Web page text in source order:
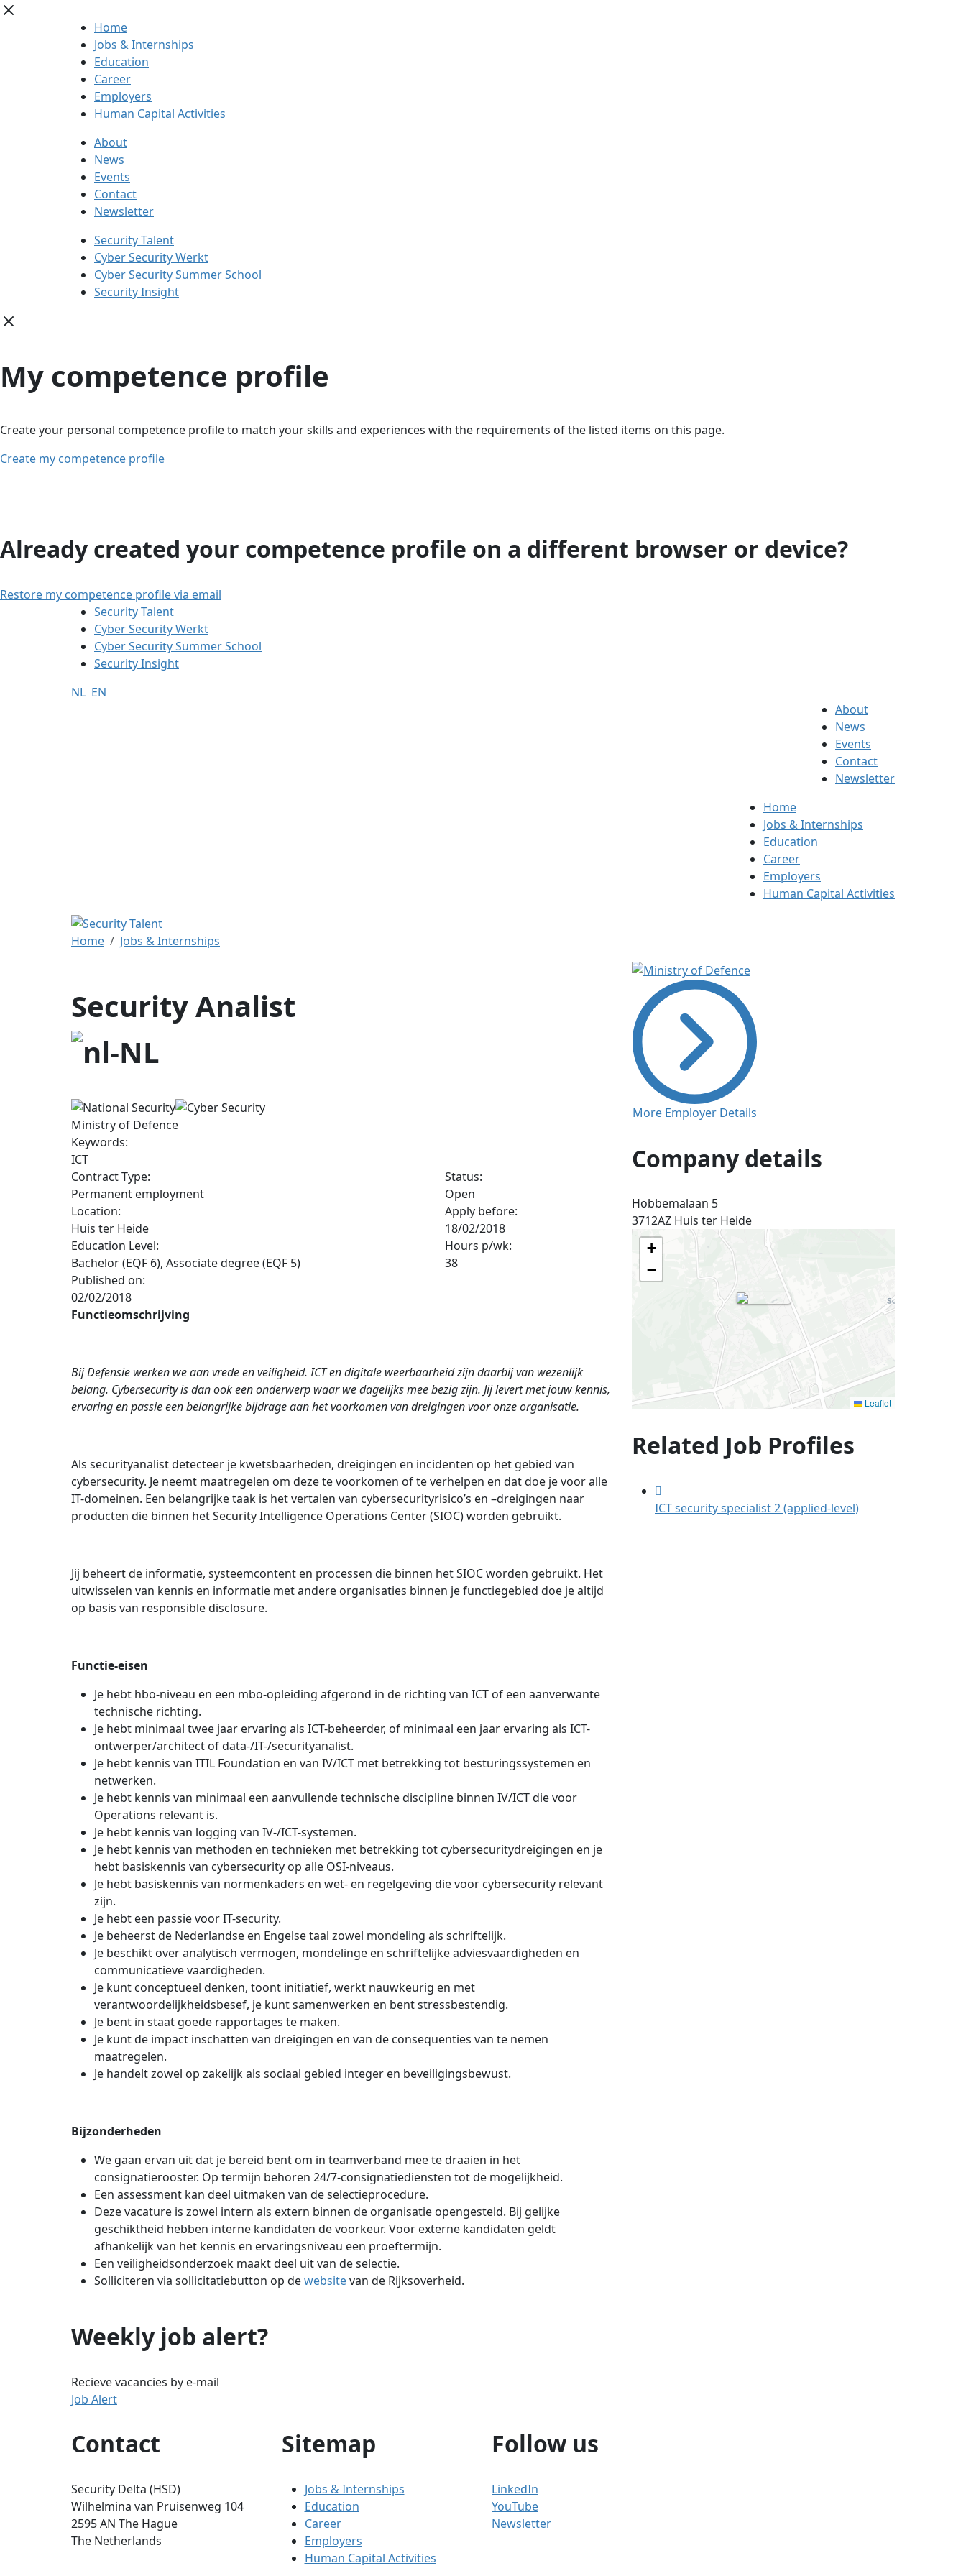
Home
Jobs & Internships
Education
Career
Employers
Human Capital Activities
About
News
Events
Contact
Newsletter
Security Talent
Cyber Security Werkt
Cyber Security Summer School
Security Insight
My competence profile
Create your personal competence profile to match your skills and experiences with the requirements of the listed items on this page.
Create my competence profile
Already created your competence profile on a different browser or device?
Restore my competence profile via email
Security Talent
Cyber Security Werkt
Cyber Security Summer School
Security Insight
NL EN
About
News
Events
Contact
Newsletter
Home
Jobs & Internships
Education
Career
Employers
Human Capital Activities
Home Jobs & Internships
Security Analist
Ministry of Defence
Keywords:
ICT
Contract Type:
Permanent employment
Location:
Huis ter Heide
Education Level:
Bachelor (EQF 6), Associate degree (EQF 5)
Published on:
02/02/2018
Status:
Open
Apply before:
18/02/2018
Hours p/wk:
38
Functieomschrijving
Bij Defensie werken we aan vrede en veiligheid. ICT en digitale weerbaarheid zijn daarbij van wezenlijk
belang. Cybersecurity is dan ook een onderwerp waar we dagelijks mee bezig zijn. Jij levert met jouw kennis,
ervaring en passie een belangrijke bijdrage aan het voorkomen van dreigingen voor onze organisatie.
Als securityanalist detecteer je kwetsbaarheden, dreigingen en incidenten op het gebied van
cybersecurity. Je neemt maatregelen om deze te voorkomen of te verhelpen en dat doe je voor alle
IT-domeinen. Een belangrijke taak is het vertalen van cybersecurityrisico’s en –dreigingen naar
producten die binnen het Security Intelligence Operations Center (SIOC) worden gebruikt.
Jij beheert de informatie, systeemcontent en processen die binnen het SIOC worden gebruikt. Het
uitwisselen van kennis en informatie met andere organisaties binnen je functiegebied doe je altijd
op basis van responsible disclosure.
Functie-eisen
Je hebt hbo-niveau en een mbo-opleiding afgerond in de richting van ICT of een aanverwante
technische richting.
Je hebt minimaal twee jaar ervaring als ICT-beheerder, of minimaal een jaar ervaring als ICT-
ontwerper/architect of data-/IT-/securityanalist.
Je hebt kennis van ITIL Foundation en van IV/ICT met betrekking tot besturingssystemen en
netwerken.
Je hebt kennis van minimaal een aanvullende technische discipline binnen IV/ICT die voor
Operations relevant is.
Je hebt kennis van logging van IV-/ICT-systemen.
Je hebt kennis van methoden en technieken met betrekking tot cybersecuritydreigingen en je
hebt basiskennis van cybersecurity op alle OSI-niveaus.
Je hebt basiskennis van normenkaders en wet- en regelgeving die voor cybersecurity relevant
zijn.
Je hebt een passie voor IT-security.
Je beheerst de Nederlandse en Engelse taal zowel mondeling als schriftelijk.
Je beschikt over analytisch vermogen, mondelinge en schriftelijke adviesvaardigheden en
communicatieve vaardigheden.
Je kunt conceptueel denken, toont initiatief, werkt nauwkeurig en met
verantwoordelijkheidsbesef, je kunt samenwerken en bent stressbestendig.
Je bent in staat goede rapportages te maken.
Je kunt de impact inschatten van dreigingen en van de consequenties van te nemen
maatregelen.
Je handelt zowel op zakelijk als sociaal gebied integer en beveiligingsbewust.
Bijzonderheden
We gaan ervan uit dat je bereid bent om in teamverband mee te draaien in het
consignatierooster. Op termijn behoren 24/7-consignatiediensten tot de mogelijkheid.
Een assessment kan deel uitmaken van de selectieprocedure.
Deze vacature is zowel intern als extern binnen de organisatie opengesteld. Bij gelijke
geschiktheid hebben interne kandidaten de voorkeur. Voor externe kandidaten geldt
afhankelijk van het kennis en ervaringsniveau een proeftermijn.
Een veiligheidsonderzoek maakt deel uit van de selectie.
Solliciteren via sollicitatiebutton op dewebsitevan de Rijksoverheid.
More Employer Details
Company details
Hobbemalaan 5
3712AZ Huis ter Heide
+
−
Leaflet
Related Job Profiles
ICT security specialist 2 (applied-level)
Weekly job alert?
Recieve vacancies by e-mail
Job Alert
Contact
Security Delta (HSD)
Wilhelmina van Pruisenweg 104
2595 AN The Hague
The Netherlands
Sitemap
Jobs & Internships
Education
Career
Employers
Human Capital Activities
Follow us
LinkedIn
YouTube
Newsletter